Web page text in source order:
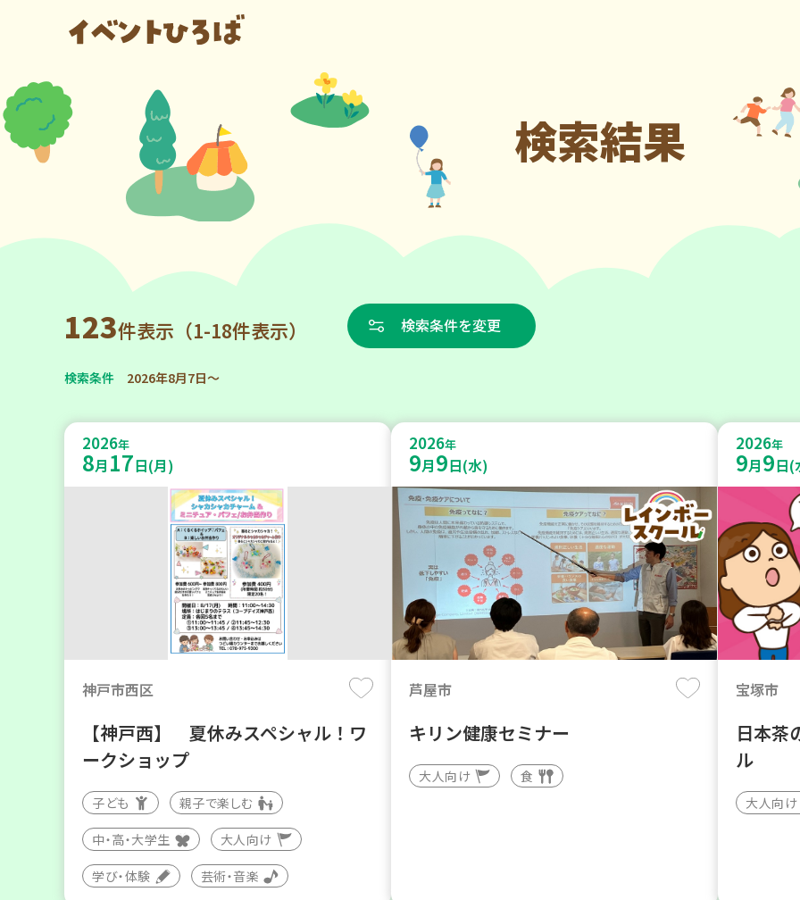
検索結果
123件表示（1-18件表示） 検索条件を変更
検索条件 2026年8月7日～
2026年
8月 17日(月)
神戸市西区
【神戸西】 夏休みスペシャル！ワ
ークショップ
子ども 親子で楽しむ
中・高・大学生 大人向け
学び・体験 芸術・音楽
2026年
9月9日(水)
芦屋市
キリン健康セミナー
大人向け 食
2026年
9月9日(
宝塚市
日本茶
ル
大人向け